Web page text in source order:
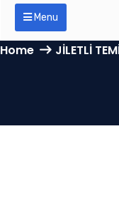
Menu
Home JİLETLİ
JİLETLİ